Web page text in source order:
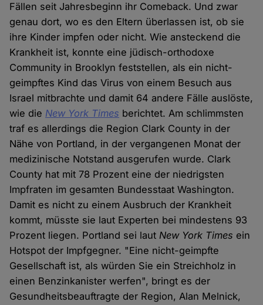
Fällen seit Jahresbeginn ihr Comeback. Und zwar
genau dort, wo es den Eltern überlassen ist, ob sie
ihre Kinder impfen oder nicht. Wie ansteckend die
Krankheit ist, konnte eine jüdisch-orthodoxe
Community in Brooklyn feststellen, als ein nicht-
geimpftes Kind das Virus von einem Besuch aus
Israel mitbrachte und damit 64 andere Fälle auslöste,
wie die New York Times berichtet. Am schlimmsten
traf es allerdings die Region Clark County in der
Nähe von Portland, in der vergangenen Monat der
medizinische Notstand ausgerufen wurde. Clark
County hat mit 78 Prozent eine der niedrigsten
Impfraten im gesamten Bundesstaat Washington.
Damit es nicht zu einem Ausbruch der Krankheit
kommt, müsste sie laut Experten bei mindestens 93
Prozent liegen. Portland sei lautNew York Times ein
Hotspot der Impfgegner. "Eine nicht-geimpfte
Gesellschaft ist, als würden Sie ein Streichholz in
einen Benzinkanister werfen", bringt es der
Gesundheitsbeauftragte der Region, Alan Melnick,